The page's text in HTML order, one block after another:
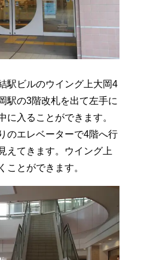
駅ビルのウイング上大岡4
駅の3階改札を出て左手に
に入ることができます。
のエレベーターで4階へ行
えてきます。ウイング上
ことができます。